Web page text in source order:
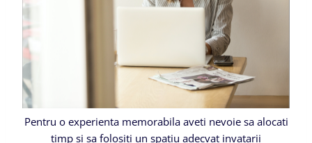
Pentru o experienta memorabila aveti nevoie sa alocati
timp si sa folositi un spatiu adecvat invatarii